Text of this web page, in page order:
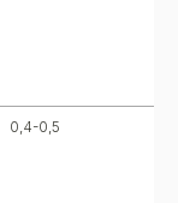
0,4-0,5